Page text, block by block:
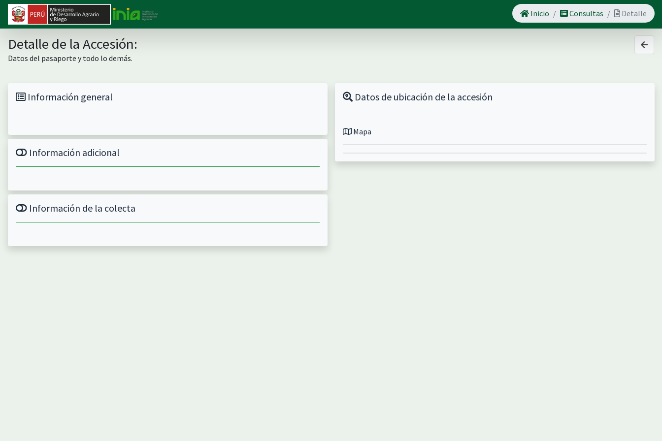
Inicio Consultas Detalle
Detalle de la Accesión:
Datos del pasaporte y todo lo demás.
Información general
Información adicional
Información de la colecta
Datos de ubicación de la accesión
Mapa